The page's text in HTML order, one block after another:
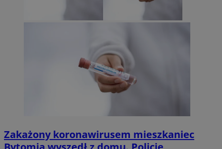
Zakażony koronawirusem mieszkaniec